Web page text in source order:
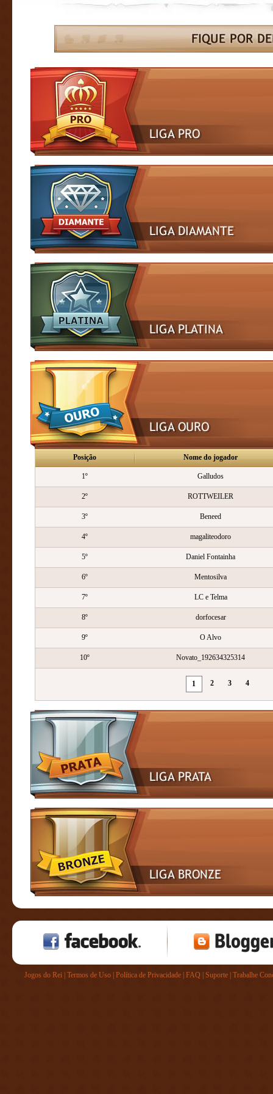
Posição Nome do jogador
1º Galludos
2º ROTTWEILER
3º Beneed
4º magaliteodoro
5º Daniel Fontainha
6º Mentosilva
7º LC e Telma
8º dorfocesar
9º O Alvo
10º Novato_192634325314
1 2 3 4
Jogos do Rei| Termos de Uso| Política de Privacidade| FAQ Suporte| Trabalhe